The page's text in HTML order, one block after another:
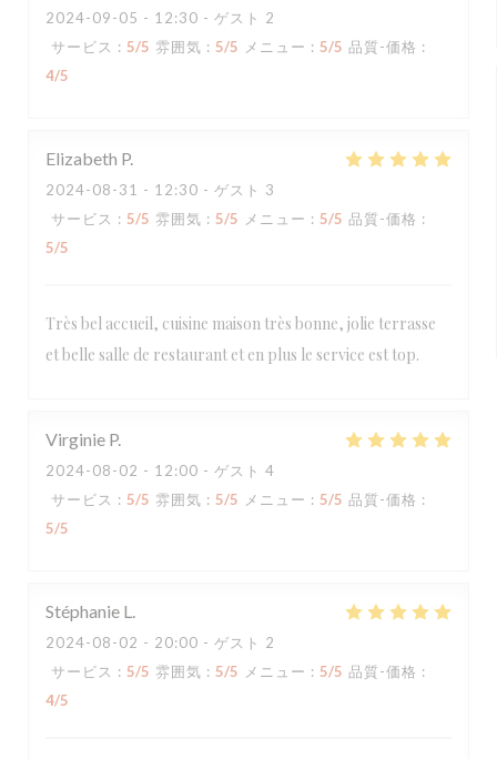
2024-09-05 - 12:30 - ゲスト 2
サービス : 5/5 雰囲気 : 5/5 メニュー : 5/5 品質-価格 :
4/5
Elizabeth P
2024-08-31 - 12:30 - ゲスト 3
サービス : 5/5 雰囲気 : 5/5 メニュー : 5/5 品質-価格 :
5/5
Très bel accueil, cuisine maison très bonne, jolie terrasse
et belle salle de restaurant et en plus le service est top.
Virginie P
2024-08-02 - 12:00 - ゲスト 4
サービス : 5/5 雰囲気 : 5/5 メニュー : 5/5 品質-価格 :
5/5
Stéphanie L
2024-08-02 - 20:00 - ゲスト 2
サービス : 5/5 雰囲気 : 5/5 メニュー : 5/5 品質-価格 :
4/5